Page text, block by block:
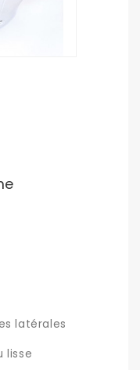
latérales
lisse